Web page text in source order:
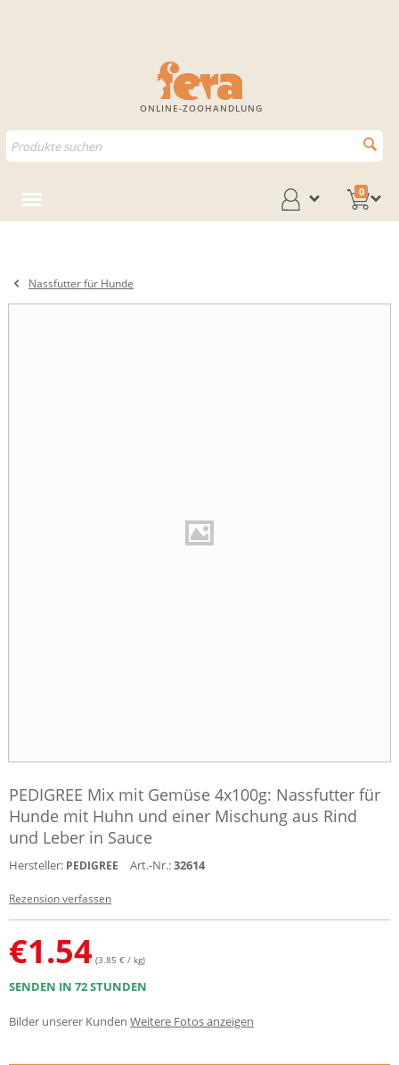
ONLINE-ZOOHANDLUNG
0
Nassfutter für Hunde
PEDIGREE Mix mit Gemüse 4x100g: Nassfutter für
Hunde mit Huhn und einer Mischung aus Rind
und Leber in Sauce
Hersteller: PEDIGREE Art.-Nr.:32614
Rezension verfassen
€1.54 (3.85 € / kg)
SENDEN IN 72 STUNDEN
Bilder unserer Kunden Weitere Fotos anzeigen